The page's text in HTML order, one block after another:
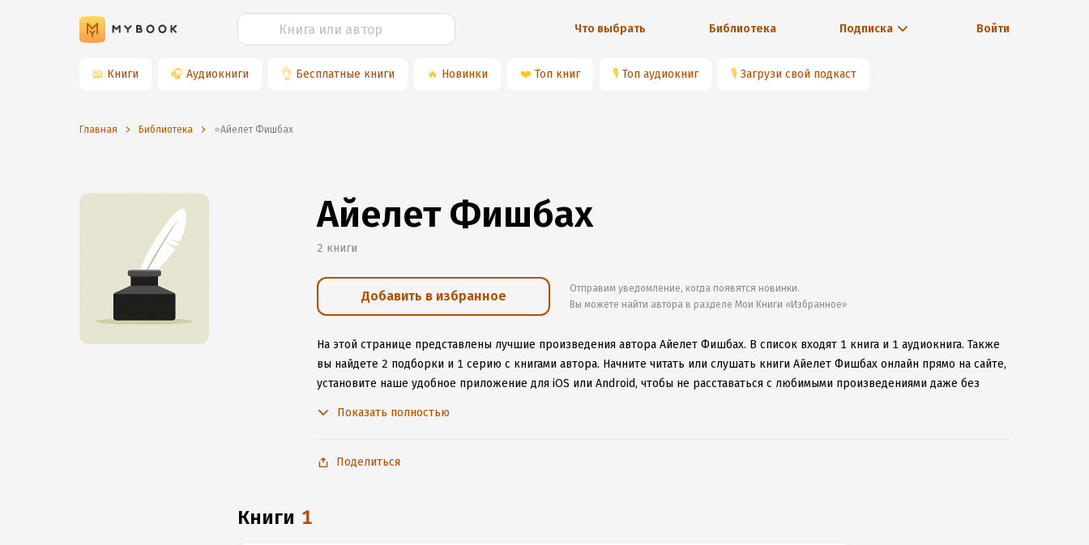
Что выбрать Библиотека Подписка Войти
📖 Книги 🎧 Аудиокниги 👌 Бесплатные книги 🔥 Новинки ❤️ Топ книг 🎙 Топ аудиокниг 🎙 Загрузи свой подкаст
Главная Библиотека ⭐️Айелет Фишбах
Айелет Фишбах
2 книги
Добавить в избранное
Отправим уведомление, когда появятся новинки.
Вы можете найти автора в разделе Мои Книги «Избранное»
На этой странице представлены лучшие произведения автора Айелет Фишбах. В список входят 1 книга и 1 аудиокнига. Также
вы найдете 2 подборки и 1 серию с книгами автора. Начните читать или слушать книги Айелет Фишбах онлайн прямо на сайте,
установите наше удобное приложение для iOS или Android, чтобы не расставаться с любимыми произведениями даже без
Показать полностью
Поделиться
книги 1